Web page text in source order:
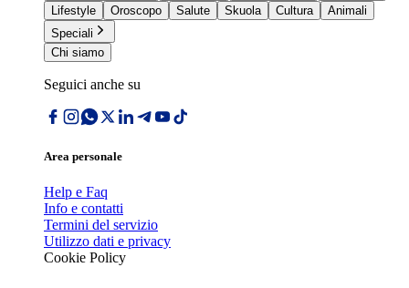
Lifestyle
Oroscopo Salute Skuola Cultura
Animali
Speciali
Chi siamo
Seguici anche su
Area personale
Help e Faq
Info e contatti
Termini del servizio
Utilizzo dati e privacy
Cookie Policy